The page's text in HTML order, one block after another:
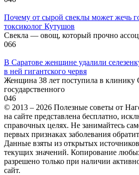
Почему от сырой свеклы может жечь
токсиколог Кутушов
Свекла — овощ, который прочно
066
В Саратове женщине удалили
в ней гигантского червя
Женщина 38 лет поступила в клинику
государственного
046
© 2013 – 2026 Полезные советы от
на сайте представлена бесплатно,
справочных целях. Не занимайтесь
первых признаках заболевания
Данные взяты из открытых
текущих значений. Копирование
разрешено только при наличии
сайт.